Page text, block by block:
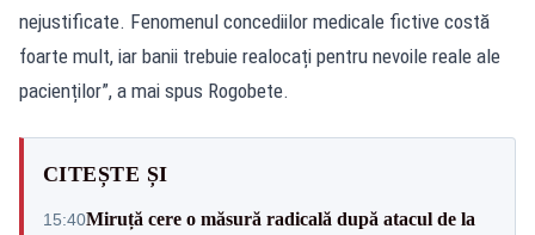
nejustificate. Fenomenul concediilor medicale fictive costă
foarte mult, iar banii trebuie realocați pentru nevoile reale ale
pacienților”, a mai spus Rogobete.
CITEȘTE ȘI
15:40Miruță cere o măsură radicală după atacul de la